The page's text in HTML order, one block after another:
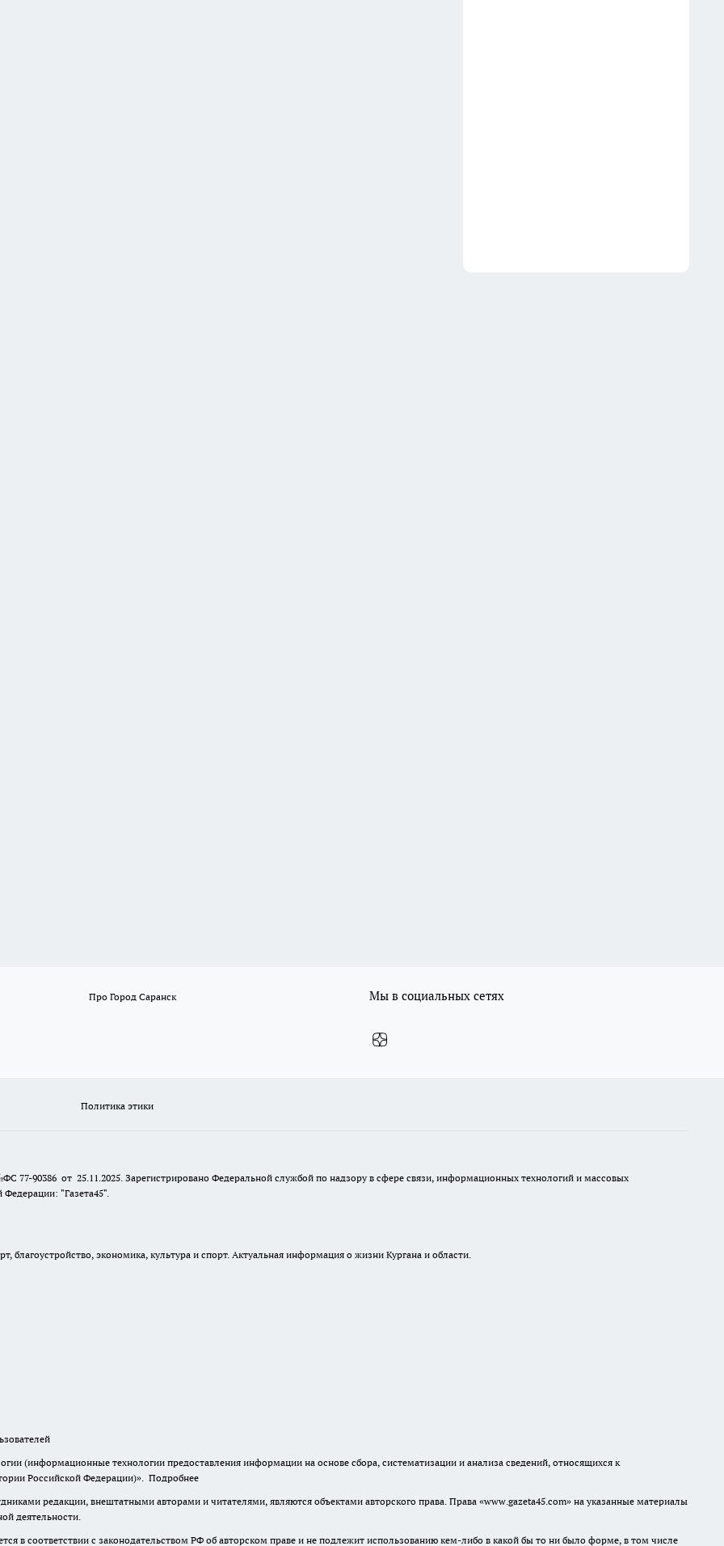
Про Город Саранск Мы в социальных сетях
Политика этики
77-90386 от 25.11.2025. Зарегистрировано Федеральной службой по надзору в сфере связи, информационных технологий и массовых
"Газета45".
экономика, культура и спорт. Актуальная информация о жизни Кургана и области.
(информационные технологии предоставления информации на основе сбора, систематизации и анализа сведений, относящихся к
Российской Федерации)». Подробнее
редакции, внештатными авторами и читателями, являются объектами авторского права. Права «www.gazeta45.com» на указанные материалы
деятельности.
в соответствии с законодательством РФ об авторском праве и не подлежит использованию кем-либо в какой бы то ни было форме, в том числе